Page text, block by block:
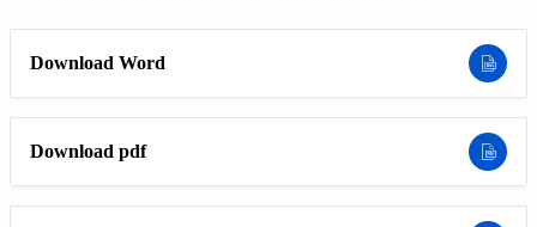
Download Word
Download pdf